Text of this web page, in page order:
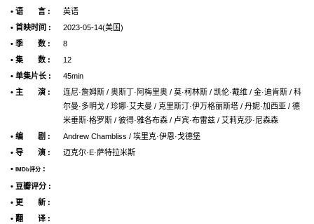
• 语 言 :
英语
• 首映时间 :
2023-05-14(美国)
• 季 数 :
8
• 集 数 :
12
• 单集片长 :
45min
• 主 演 :
连尼·詹姆斯 / 奥斯丁·阿梅里奥 / 莫·柯林斯 / 凯伦·戴维 / 金·迪肯斯 / 科
尔曼·多明戈 / 珍娜·艾夫曼 / 克里斯汀·伊万格丽斯塔 / 丹妮·加西亚 / 德
米垂斯·格罗斯 / 彼得·雅各布森 / 卢宾·布雷兹 / 艾莉克莎·尼森森
• 编 剧 :
Andrew Chambliss / 埃里克·伊恩·戈德堡
• 导 演 :
迈克尔·E·萨特拉米斯
•
IMDb评分 :
• 豆瓣评分 :
• 更 新 :
• 翻 译 :